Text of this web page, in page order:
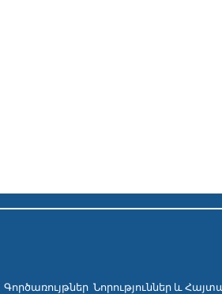
Գործառույթներ Նորություններ և